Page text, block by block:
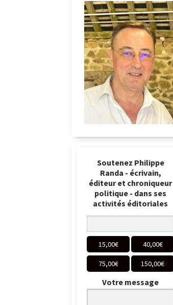
Soutenez Philippe
Randa - écrivain,
éditeur et chroniqueur
politique - dans ses
activités éditoriales
15,00€ 40,00€
75,00€ 150,00€
Votre message